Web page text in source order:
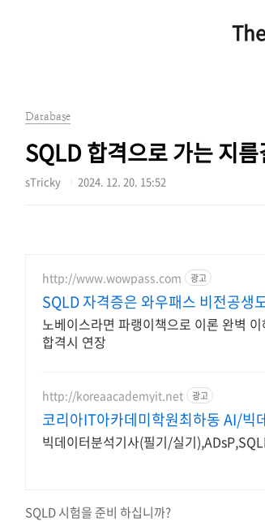
Database
SQLD 합격으로 가는 지
sTricky 2024. 12. 20. 15:52
http://www.wowpass.com 광고
SQLD 자격증은 와우패스 비전공생
노베이스라면 파랭이책으로 이론 완벽
합격시 연장
http://koreaacademyit.net 광고
코리아IT아카데미학원최하동 AI/빅
빅데이터분석기사(필기/실기
SQLD 시험을 준비 하십니까?